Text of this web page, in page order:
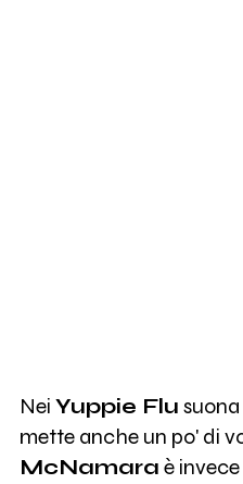
Nei Yuppie Flu
mette anche un po' di
McNamara è